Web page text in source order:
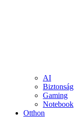
AI
Biztonság
Gaming
Notebook
Otthon